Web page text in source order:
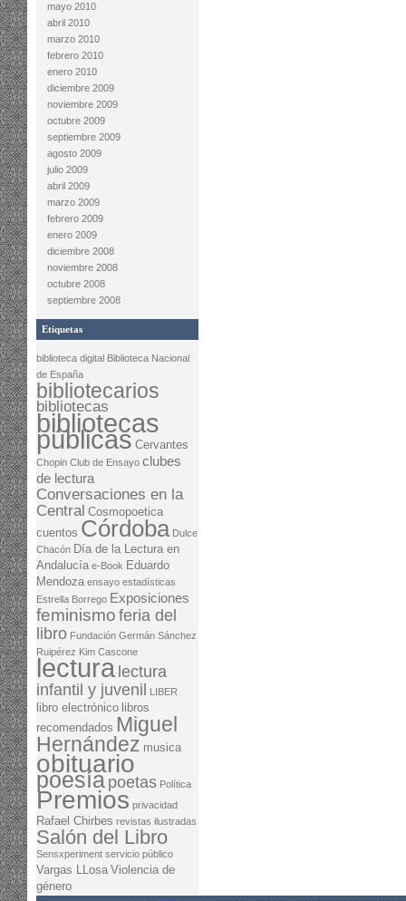
mayo 2010
abril 2010
marzo 2010
febrero 2010
enero 2010
diciembre 2009
noviembre 2009
octubre 2009
septiembre 2009
agosto 2009
julio 2009
abril 2009
marzo 2009
febrero 2009
enero 2009
diciembre 2008
noviembre 2008
octubre 2008
septiembre 2008
Etiquetas
biblioteca digital Biblioteca Nacional
de España
bibliotecarios
bibliotecas
bibliotecas
públicas Cervantes
Chopin Club de Ensayo clubes
de lectura
Conversaciones en la
Central Cosmopoetica
cuentos Córdoba Dulce
Chacón Día de la Lectura en
Andalucía e-Book Eduardo
Mendoza ensayo estadísticas
Estrella Borrego Exposiciones
feminismo feria del
libro Fundación Germán Sánchez
Ruipérez Kim Cascone
lectura lectura
infantil y juvenil
LIBER
libro electrónico libros
recomendados Miguel
Hernández musica
obituario
poesía poetas Política
Premios privacidad
Rafael Chirbes revistas ilustradas
Salón del Libro
Sensxperiment servicio público
Vargas LLosa Violencia de
género